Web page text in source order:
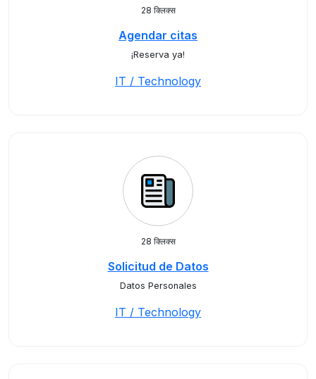
28 क्लिक्स
Agendar citas
¡Reserva ya!
IT / Technology
28 क्लिक्स
Solicitud de Datos
Datos Personales
IT / Technology